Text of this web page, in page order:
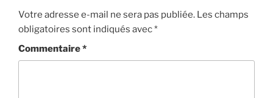
Votre adresse e-mail ne sera pas publiée. Les champs
obligatoires sont indiqués avec*
Commentaire*